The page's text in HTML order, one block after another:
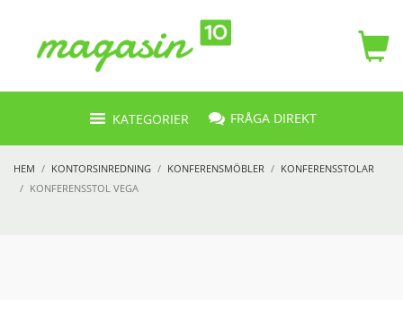
KATEGORIER FRÅGA DIREKT
HEM KONTORSINREDNING KONFERENSMÖBLER
KONFERENSSTOLAR
KONFERENSSTOL VEGA